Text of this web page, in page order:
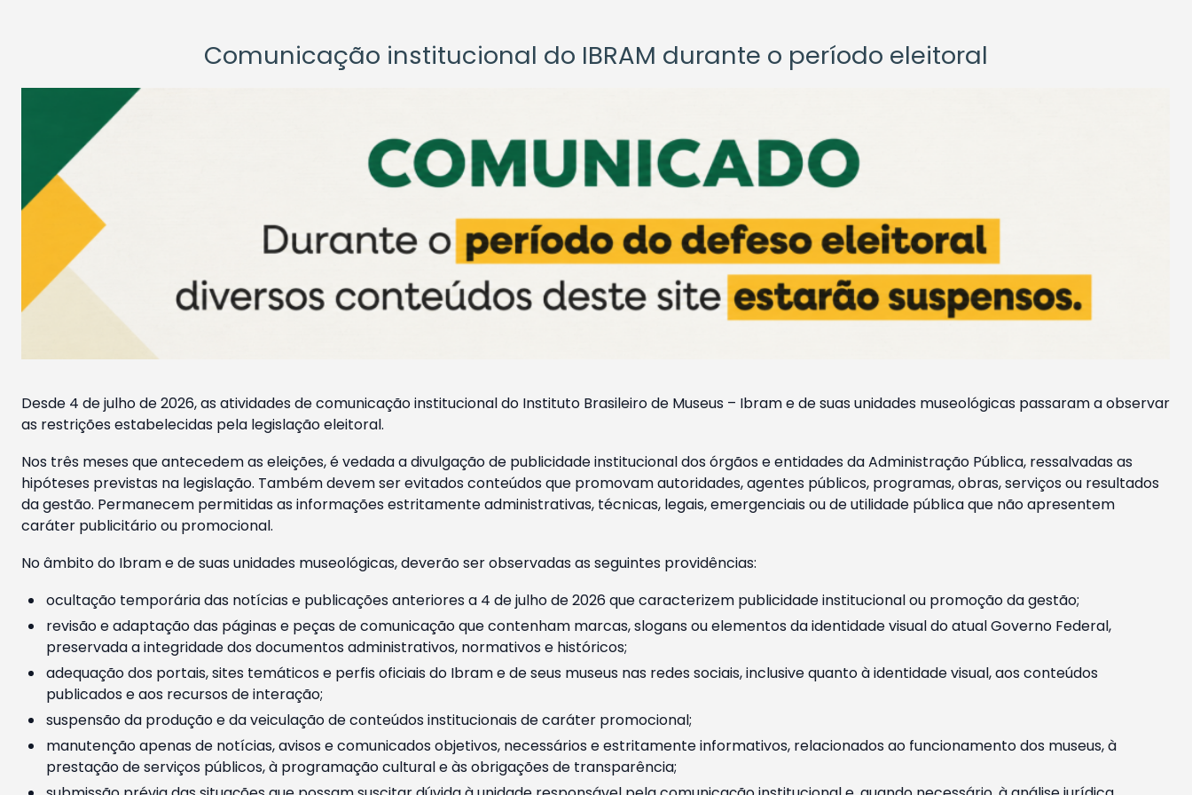
Comunicação institucional do IBRAM durante o período eleitoral
Desde 4 de julho de 2026, as atividades de comunicação institucional do Instituto Brasileiro de Museus – Ibram e de suas unidades museológicas passaram a observar
as restrições estabelecidas pela legislação eleitoral.
Nos três meses que antecedem as eleições, é vedada a divulgação de publicidade institucional dos órgãos e entidades da Administração Pública, ressalvadas as
hipóteses previstas na legislação. Também devem ser evitados conteúdos que promovam autoridades, agentes públicos, programas, obras, serviços ou resultados
da gestão. Permanecem permitidas as informações estritamente administrativas, técnicas, legais, emergenciais ou de utilidade pública que não apresentem
caráter publicitário ou promocional.
No âmbito do Ibram e de suas unidades museológicas, deverão ser observadas as seguintes providências:
ocultação temporária das notícias e publicações anteriores a 4 de julho de 2026 que caracterizem publicidade institucional ou promoção da gestão;
revisão e adaptação das páginas e peças de comunicação que contenham marcas, slogans ou elementos da identidade visual do atual Governo Federal,
preservada a integridade dos documentos administrativos, normativos e históricos;
adequação dos portais, sites temáticos e perfis oficiais do Ibram e de seus museus nas redes sociais, inclusive quanto à identidade visual, aos conteúdos
publicados e aos recursos de interação;
suspensão da produção e da veiculação de conteúdos institucionais de caráter promocional;
manutenção apenas de notícias, avisos e comunicados objetivos, necessários e estritamente informativos, relacionados ao funcionamento dos museus, à
prestação de serviços públicos, à programação cultural e às obrigações de transparência;